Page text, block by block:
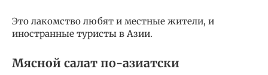
Это лакомство любят и местные жители, и
иностранные туристы в Азии.
Мясной салат по-азиатски